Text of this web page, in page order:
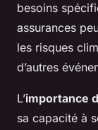
besoins
assurances
les risques
d’autres
L’importance
sa capacité à